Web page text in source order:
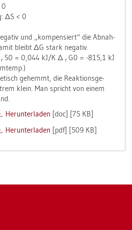
0
ΔS < 0
und „kom­pen­siert“ die Ab­nah­
bleibt ΔG stark ne­ga­tiv.
r S0 = 0,044 kJ/K Δ r G0 = -815,1 kJ
ge­hemmt, die Re­ak­ti­ons­ge­
klein. Man spricht von einem
Her­un­ter­la­den [doc] [75 KB]
Her­un­ter­la­den [pdf] [509 KB]